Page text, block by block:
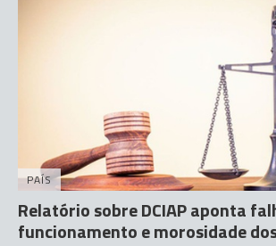
PAÍS
Relatório sobre DCIAP aponta
funcionamento e morosidade